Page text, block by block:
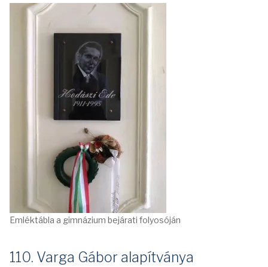
Emléktábla a gimnázium bejárati folyosóján
110. Varga Gábor alapítványa